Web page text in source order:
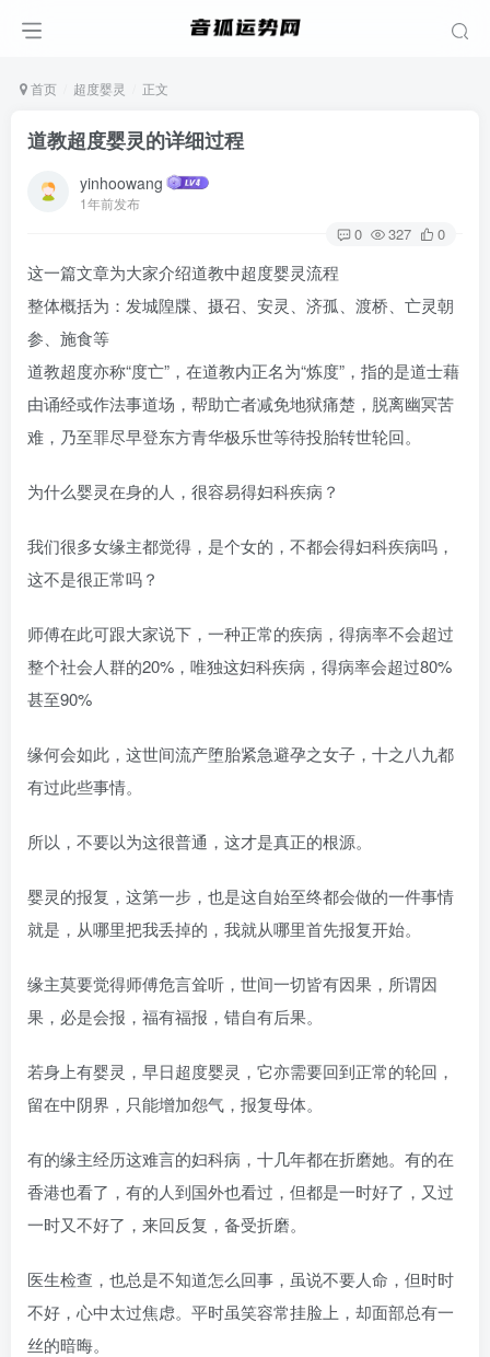
首页 超度婴灵 正文
道教超度婴灵的详细过程
yinhoowang
1年前发布
0 327 0
这一篇文章为大家介绍道教中超度婴灵流程
整体概括为：发城隍牒、摄召、安灵、济孤、渡桥、亡灵朝
参、施食等
道教超度亦称“度亡”，在道教内正名为“炼度”，指的是道士藉
由诵经或作法事道场，帮助亡者减免地狱痛楚，脱离幽冥苦
难，乃至罪尽早登东方青华极乐世等待投胎转世轮回。
为什么婴灵在身的人，很容易得妇科疾病？
我们很多女缘主都觉得，是个女的，不都会得妇科疾病吗，
这不是很正常吗？
师傅在此可跟大家说下，一种正常的疾病，得病率不会超过
整个社会人群的20%，唯独这妇科疾病，得病率会超过80%
甚至90%
缘何会如此，这世间流产堕胎紧急避孕之女子，十之八九都
有过此些事情。
所以，不要以为这很普通，这才是真正的根源。
婴灵的报复，这第一步，也是这自始至终都会做的一件事情
就是，从哪里把我丢掉的，我就从哪里首先报复开始。
缘主莫要觉得师傅危言耸听，世间一切皆有因果，所谓因
果，必是会报，福有福报，错自有后果。
若身上有婴灵，早日超度婴灵，它亦需要回到正常的轮回，
留在中阴界，只能增加怨气，报复母体。
有的缘主经历这难言的妇科病，十几年都在折磨她。有的在
香港也看了，有的人到国外也看过，但都是一时好了，又过
一时又不好了，来回反复，备受折磨。
医生检查，也总是不知道怎么回事，虽说不要人命，但时时
不好，心中太过焦虑。平时虽笑容常挂脸上，却面部总有一
丝的暗晦。